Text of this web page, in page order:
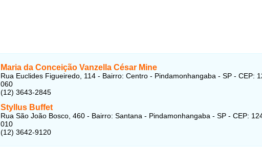
Maria da Conceição Vanzella César Mine
Rua Euclides Figueiredo, 114 - Bairro: Centro - Pindamonhangaba - SP - CEP:
060
(12) 3643-2845
Styllus Buffet
Rua São João Bosco, 460 - Bairro: Santana - Pindamonhangaba - SP - CEP:
010
(12) 3642-9120